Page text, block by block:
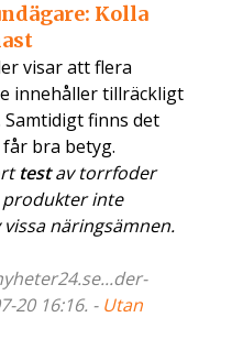
Kolla
visar att flera
innehåller tillräckligt
Samtidigt finns det
bra betyg.
testav torrfoder
inte
näringsämnen.
20 16:16. - Utan